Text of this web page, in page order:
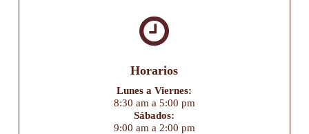
Horarios
Lunes a Viernes:
8:30 am a 5:00 pm
Sábados:
9:00 am a 2:00 pm